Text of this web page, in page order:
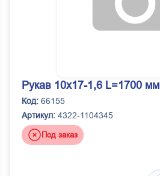
Рукав 10х17-1,6 L=1700 мм
Код: 66155
Артикул: 4322-1104345
Под заказ